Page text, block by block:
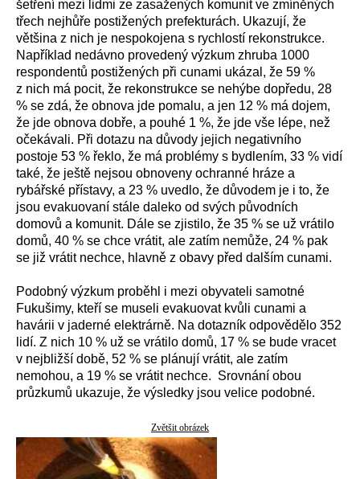
šetření mezi lidmi ze zasažených komunit ve zmíněných
třech nejhůře postižených prefekturách. Ukazují, že
většina z nich je nespokojena s rychlostí rekonstrukce.
Například nedávno provedený výzkum zhruba 1000
respondentů postižených při cunami ukázal, že 59 %
z nich má pocit, že rekonstrukce se nehýbe dopředu, 28
% se zdá, že obnova jde pomalu, a jen 12 % má dojem,
že jde obnova dobře, a pouhé 1 %, že jde vše lépe, než
očekávali. Při dotazu na důvody jejich negativního
postoje 53 % řeklo, že má problémy s bydlením, 33 % vidí
také, že ještě nejsou obnoveny ochranné hráze a
rybářské přístavy, a 23 % uvedlo, že důvodem je i to, že
jsou evakuovaní stále daleko od svých původních
domovů a komunit. Dále se zjistilo, že 35 % se už vrátilo
domů, 40 % se chce vrátit, ale zatím nemůže, 24 % pak
se již vrátit nechce, hlavně z obavy před dalším cunami.
Podobný výzkum proběhl i mezi obyvateli samotné
Fukušimy, kteří se museli evakuovat kvůli cunami a
havárii v jaderné elektrárně. Na dotazník odpovědělo 352
lidí. Z nich 10 % už se vrátilo domů, 17 % se bude vracet
v nejbližší době, 52 % se plánují vrátit, ale zatím
nemohou, a 19 % se vrátit nechce. Srovnání obou
průzkumů ukazuje, že výsledky jsou velice podobné.
Zvětšit obrázek